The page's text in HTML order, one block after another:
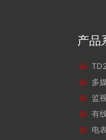
产品
多
监
有
电